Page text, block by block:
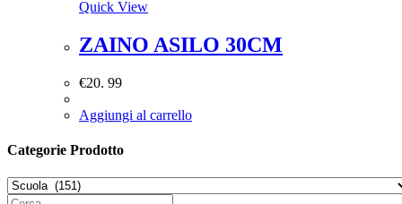
Quick View
ZAINO ASILO 30CM
€20. 99
Aggiungi al carrello
Categorie Prodotto